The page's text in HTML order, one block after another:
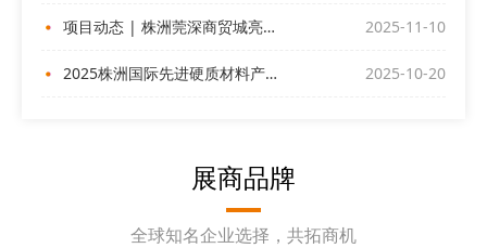
项目动态 | 株洲莞深商贸城亮相深圳DMP展 2025-11-10
2025株洲国际先进硬质材料产业博览会昨日盛大开幕！ 2025-10-20
展商品牌
全球知名企业选择，共拓商机